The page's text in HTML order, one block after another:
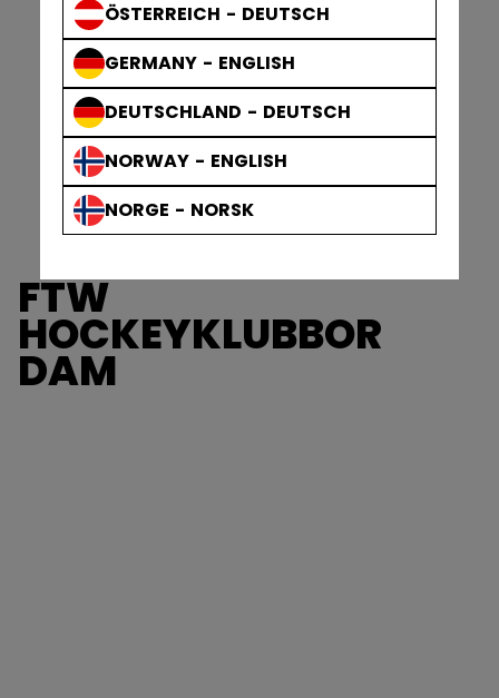
ÖSTERREICH - DEUTSCH
GERMANY - ENGLISH
DEUTSCHLAND - DEUTSCH
NORWAY - ENGLISH
NORGE - NORSK
FTW
HOCKEYKLUBBOR
DAM